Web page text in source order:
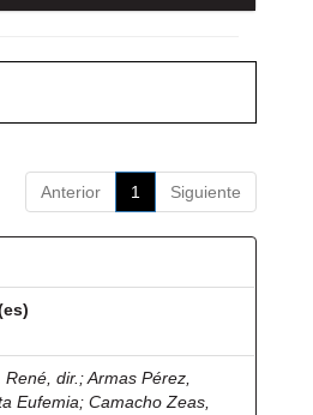
Anterior 1 Siguiente
René, dir. ;Armas Pérez,
Eufemia;Camacho Zeas,